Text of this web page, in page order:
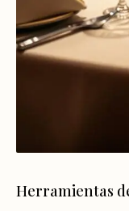
Herramientas